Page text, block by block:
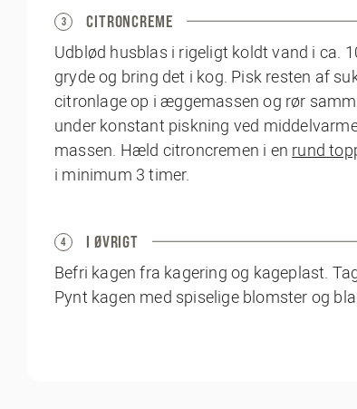
3 CITRONCREME
Udblød husblas i rigeligt koldt vand i ca.
gryde og bring det i kog. Pisk resten af
citronlage op i æggemassen og rør
under konstant piskning ved
massen. Hæld citroncremen i en rund
i minimum 3 timer.
4 I ØVRIGT
Befri kagen fra kagering og kageplast.
Pynt kagen med spiselige blomster og